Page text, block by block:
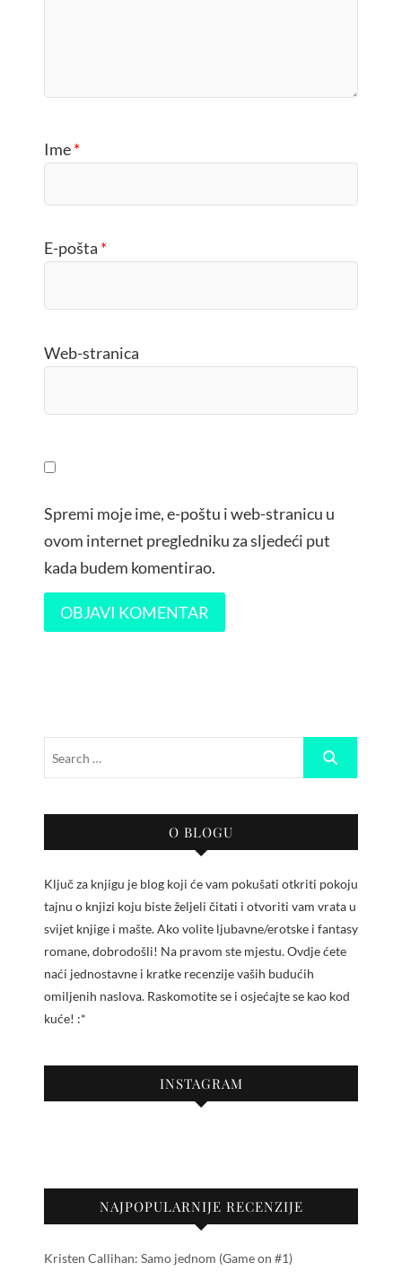
Ime*
E-pošta *
Web-stranica
Spremi moje ime, e-poštu i web-stranicu u
ovom internet pregledniku za sljedeći put
kada budem komentirao.
O BLOGU
Ključ za knjigu je blog koji će vam pokušati otkriti pokoju
tajnu o knjizi koju biste željeli čitati i otvoriti vam vrata u
svijet knjige i mašte. Ako volite ljubavne/erotske i fantasy
romane, dobrodošli! Na pravom ste mjestu. Ovdje ćete
naći jednostavne i kratke recenzije vaših budućih
omiljenih naslova. Raskomotite se i osjećajte se kao kod
kuće! :*
INSTAGRAM
NAJPOPULARNIJE RECENZIJE
Kristen Callihan: Samo jednom (Game on #1)